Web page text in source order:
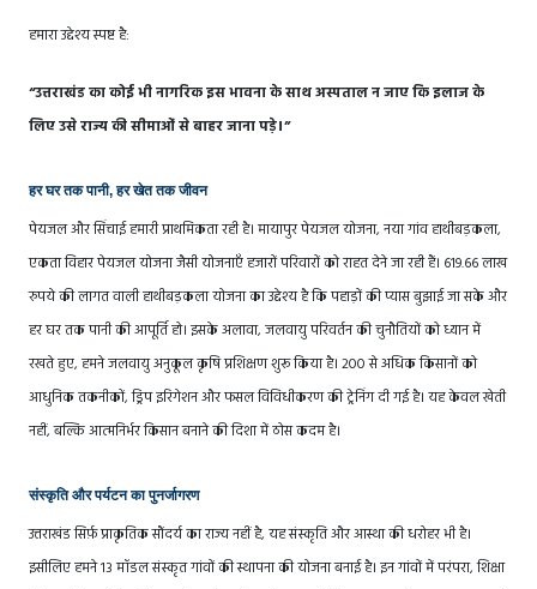
हमारा उद्देश्य स्पष्ट है:
“उत्तराखंड का कोई भी नागरिक इस भावना के साथ अस्पताल न जाए कि इलाज के
लिए उसे राज्य की सीमाओं से बाहर जाना पड़े।”
हर घर तक पानी, हर खेत तक जीवन
पेयजल और सिंचाई हमारी प्राथमिकता रही है। मायापुर पेयजल योजना, नया गांव हाथीबड़कला,
एकता विहार पेयजल योजना जैसी योजनाएँ हजारों परिवारों को राहत देने जा रही हैं। 619.66 लाख
रुपये की लागत वाली हाथीबड़कला योजना का उद्देश्य है कि पहाड़ों की प्यास बुझाई जा सके और
हर घर तक पानी की आपूर्ति हो। इसके अलावा, जलवायु परिवर्तन की चुनौतियों को ध्यान में
रखते हुए, हमने जलवायु अनुकूल कृषि प्रशिक्षण शुरू किया है। 200 से अधिक किसानों को
आधुनिक तकनीकों, ड्रिप इरिगेशन और फसल विविधीकरण की ट्रेनिंग दी गई है। यह केवल खेती
नहीं, बल्कि आत्मनिर्भर किसान बनाने की दिशा में ठोस कदम है।
संस्कृति और पर्यटन का पुनर्जागरण
उत्तराखंड सिर्फ़ प्राकृतिक सौंदर्य का राज्य नहीं है, यह संस्कृति और आस्था की धरोहर भी है।
इसीलिए हमने 13 मॉडल संस्कृत गांवों की स्थापना की योजना बनाई है। इन गांवों में परंपरा, शिक्षा